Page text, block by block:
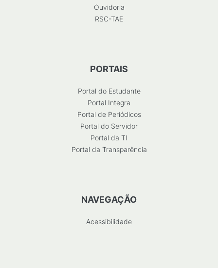
Ouvidoria
RSC-TAE
PORTAIS
Portal do Estudante
Portal Integra
Portal de Periódicos
Portal do Servidor
Portal da TI
Portal da Transparência
NAVEGAÇÃO
Acessibilidade